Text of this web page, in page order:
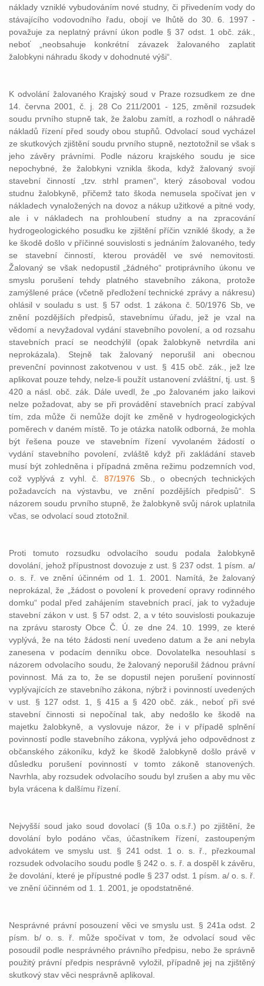
náklady vzniklé vybudováním nové studny, či přivedením vody do
stávajícího vodovodního řadu, obojí ve lhůtě do 30. 6. 1997 -
považuje za neplatný právní úkon podle § 37 odst. 1 obč. zák.,
neboť „neobsahuje konkrétní závazek žalovaného zaplatit
žalobkyni náhradu škody v dohodnuté výši“.
K odvolání žalovaného Krajský soud v Praze rozsudkem ze dne
14. června 2001, č. j. 28 Co 211/2001 - 125, změnil rozsudek
soudu prvního stupně tak, že žalobu zamítl, a rozhodl o náhradě
nákladů řízení před soudy obou stupňů. Odvolací soud vycházel
ze skutkových zjištění soudu prvního stupně, neztotožnil se však s
jeho závěry právními. Podle názoru krajského soudu je sice
nepochybné, že žalobkyni vznikla škoda, když žalovaný svojí
stavební činností „tzv. strhl pramen“, který zásoboval vodou
studnu žalobkyně, přičemž tato škoda nemusela spočívat jen v
nákladech vynaložených na dovoz a nákup užitkové a pitné vody,
ale i v nákladech na prohloubení studny a na zpracování
hydrogeologického posudku ke zjištění příčin vzniklé škody, a že
ke škodě došlo v příčinné souvislosti s jednáním žalovaného, tedy
se stavební činností, kterou prováděl ve své nemovitosti.
Žalovaný se však nedopustil „žádného“ protiprávního úkonu ve
smyslu porušení tehdy platného stavebního zákona, protože
zamýšlené práce (včetně předložení technické zprávy a nákresu)
ohlásil v souladu s ust. § 57 odst. 1 zákona č. 50/1976 Sb, ve
znění pozdějších předpisů, stavebnímu úřadu, jež je vzal na
vědomí a nevyžadoval vydání stavebního povolení, a od rozsahu
stavebních prací se neodchýlil (opak žalobkyně netvrdila ani
neprokázala). Stejně tak žalovaný neporušil ani obecnou
prevenční povinnost zakotvenou v ust. § 415 obč. zák., jež lze
aplikovat pouze tehdy, nelze-li použít ustanovení zvláštní, tj. ust. §
420 a násl. obč. zák. Dále uvedl, že „po žalovaném jako laikovi
nelze požadovat, aby se při provádění stavebních prací zabýval
tím, zda může či nemůže dojít ke změně v hydrogeologických
poměrech v daném místě. To je otázka natolik odborná, že mohla
být řešena pouze ve stavebním řízení vyvolaném žádostí o
vydání stavebního povolení, zvláště když při zakládání staveb
musí být zohledněna i případná změna režimu podzemních vod,
což vyplývá z vyhl. č. 87/1976Sb., o obecných technických
požadavcích na výstavbu, ve znění pozdějších předpisů“. S
názorem soudu prvního stupně, že žalobkyně svůj nárok uplatnila
včas, se odvolací soud ztotožnil.
Proti tomuto rozsudku odvolacího soudu podala žalobkyně
dovolání, jehož přípustnost dovozuje z ust. § 237 odst. 1 písm. a/
o. s. ř. ve znění účinném od 1. 1. 2001. Namítá, že žalovaný
neprokázal, že „žádost o povolení k provedení opravy rodinného
domku“ podal před zahájením stavebních prací, jak to vyžaduje
stavební zákon v ust. § 57 odst. 2, a v této souvislosti poukazuje
na zprávu starosty Obce Č. Ú. ze dne 24. 10. 1999, ze které
vyplývá, že na této žádosti není uvedeno datum a že ani nebyla
zanesena v podacím denníku obce. Dovolatelka nesouhlasí s
názorem odvolacího soudu, že žalovaný neporušil žádnou právní
povinnost. Má za to, že se dopustil nejen porušení povinností
vyplývajících ze stavebního zákona, nýbrž i povinností uvedených
v ust. § 127 odst. 1, § 415 a § 420 obč. zák., neboť při své
stavební činnosti si nepočínal tak, aby nedošlo ke škodě na
majetku žalobkyně, a vyslovuje názor, že i v případě splnění
povinností podle stavebního zákona, vyplývá jeho odpovědnost z
občanského zákoníku, když ke škodě žalobkyně došlo právě v
důsledku porušení povinností v tomto zákoně stanovených.
Navrhla, aby rozsudek odvolacího soudu byl zrušen a aby mu věc
byla vrácena k dalšímu řízení.
Nejvyšší soud jako soud dovolací (§ 10a o.s.ř.) po zjištění, že
dovolání bylo podáno včas, účastníkem řízení, zastoupeným
advokátem ve smyslu ust. § 241 odst. 1 o. s. ř., přezkoumal
rozsudek odvolacího soudu podle § 242 o. s. ř. a dospěl k závěru,
že dovolání, které je přípustné podle § 237 odst. 1 písm. a/ o. s. ř.
ve znění účinném od 1. 1. 2001, je opodstatněné.
Nesprávné právní posouzení věci ve smyslu ust. § 241a odst. 2
písm. b/ o. s. ř. může spočívat v tom, že odvolací soud věc
posoudil podle nesprávného právního předpisu, nebo že správně
použitý právní předpis nesprávně vyložil, případně jej na zjištěný
skutkový stav věci nesprávně aplikoval.